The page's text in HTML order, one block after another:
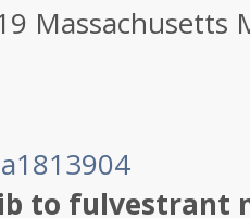
Massachusetts
to fulvestrant